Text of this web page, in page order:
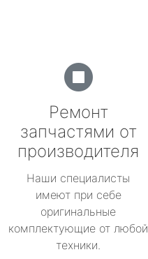
Ремонт
запчастями от
производителя
Наши специалисты
имеют при себе
оригинальные
комплектующие от любой
техники.